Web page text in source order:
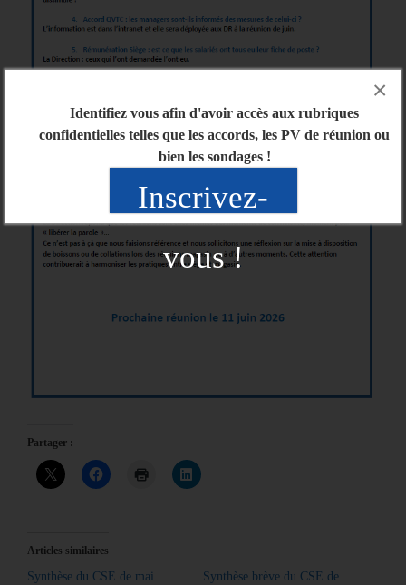
Identifiez vous afin d'avoir accès aux rubriques
confidentielles telles que les accords, les PV de réunion ou
bien les sondages !
Inscrivez-
vous !
×
Partager :
Articles similaires
Synthèse du CSE de mai
Synthèse brève du CSE de